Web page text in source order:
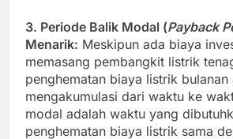
3. Periode Balik Modal (Payback
Menarik: Meskipun ada biaya
memasang pembangkit listrik
penghematan biaya listrik bulanan
mengakumulasi dari waktu ke
modal adalah waktu yang
penghematan biaya listrik sama